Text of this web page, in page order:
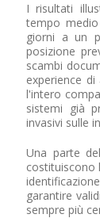
I risultati
tempo
giorni a un
posizione
scambi
experience
l'intero
sistemi già
invasivi sulle
Una parte
costituiscono
garantire
sempre più